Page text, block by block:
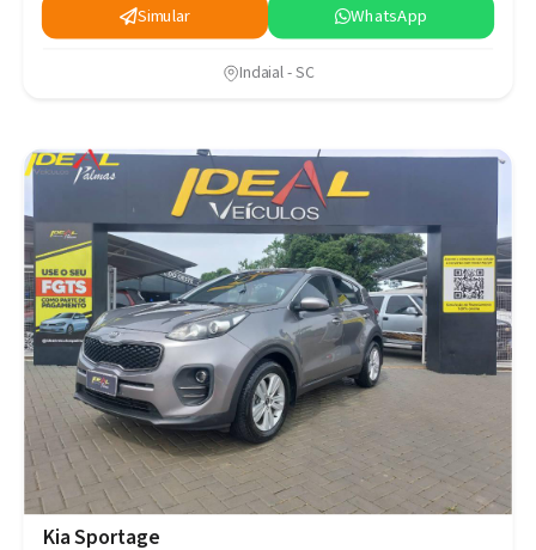
Simular WhatsApp
Indaial - SC
Kia Sportage